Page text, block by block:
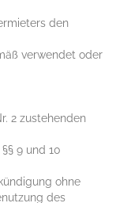
den
verwendet oder
2 zustehenden
9 und 10
ohne
des